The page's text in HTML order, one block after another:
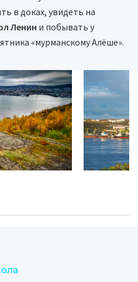
в доках, увидеть на
Ленин и побывать у
«мурманскому Алёше».